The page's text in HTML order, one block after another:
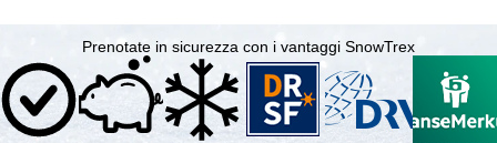
Prenotate in sicurezza con i vantaggi SnowTrex